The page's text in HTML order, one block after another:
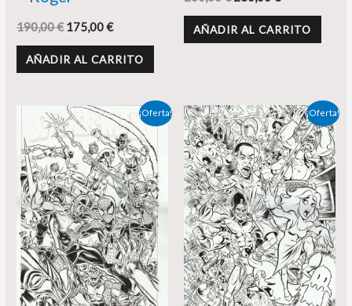
190,00€ 175,00€
AÑADIR AL CARRITO
AÑADIR AL CARRITO
¡Oferta!
El
precio
original
era:
250,00 €.
El
precio
actual
es:
225,00 €.
¡Oferta!
El
precio
original
era:
200,00 €.
El
precio
actual
es:
180,00 €.